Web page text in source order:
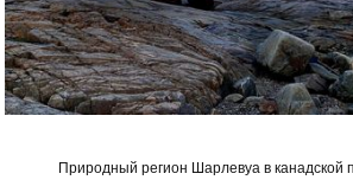
Природный регион Шарлевуа в канадской